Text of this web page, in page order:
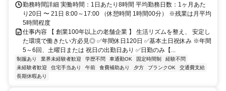
勤務時間詳細 実働時間：1日あたり8時間 平均勤務日数：1ヶ月あた
り20日 〜 21日 8:00～17:00 （休憩時間 1時間00分） ※残業は月平均
5時間程度
仕事内容 【 創業100年以上の老舗企業 】 生活リズムを整え、 安定し
た環境で働きたい方必見◎ ✅年間休日120日 ✅基本土日祝休み ※年間
5～6回、土曜日または 祝日の出勤日あり ✅日勤のみ【...
制服あり 業界未経験者歓迎 学歴不問 車通勤OK 固定時間制
経験不問
未経験者歓迎
住宅手当あり 午前 食費補助あり 夕方 ブランクOK
交通費支給
長期休暇あり